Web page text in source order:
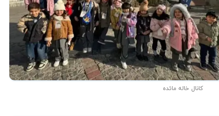
کانال خاله مائده